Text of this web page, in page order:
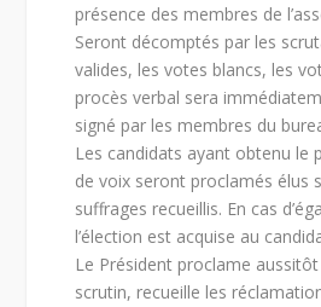
présence des membres de
Seront décomptés par les
valides, les votes blancs, les
procès verbal sera
signé par les membres du
Les candidats ayant obtenu le
de voix seront proclamés élus
suffrages recueillis. En cas
l’élection est acquise au
Le Président proclame
scrutin, recueille les